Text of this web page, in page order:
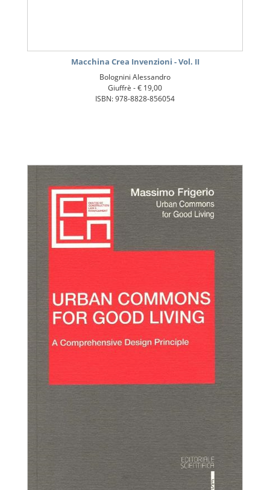
Macchina Crea Invenzioni - Vol. II
Bolognini Alessandro
Giuffrè -€ 19,00
ISBN: 978-8828-856054